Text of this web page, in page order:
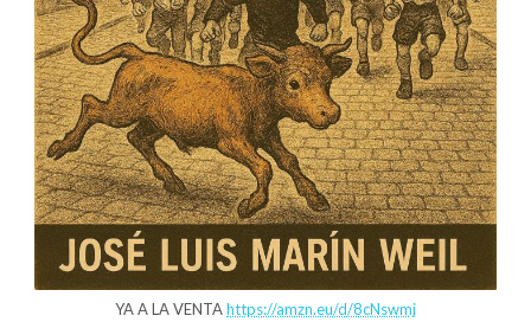
YA A LA VENTAhttps://amzn.eu/d/8cNswmj